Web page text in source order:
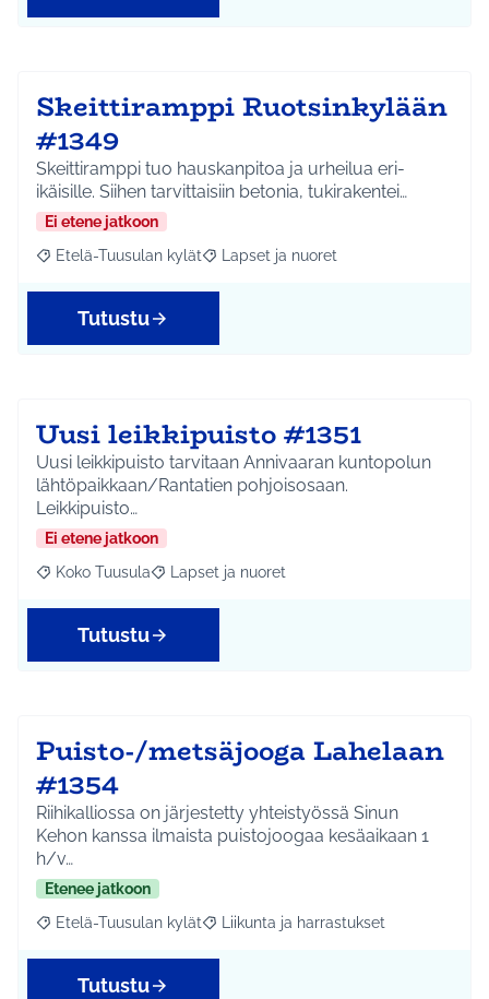
Skeittiramppi Ruotsinkylään
#1349
Skeittiramppi tuo hauskanpitoa ja urheilua eri-
ikäisille. Siihen tarvittaisiin betonia, tukirakentei…
Ei etene jatkoon
Rajaa tulokset aihepiirin mukaan: Etelä-Tuusulan kylät
Etelä-Tuusulan kylät Rajaa tulokset teeman mukaan: Lapset
Lapset ja nuoret
Tutustu
Uusi leikkipuisto #1351
Uusi leikkipuisto tarvitaan Annivaaran kuntopolun
lähtöpaikkaan/Rantatien pohjoisosaan.
Leikkipuisto…
Ei etene jatkoon
Rajaa tulokset aihepiirin mukaan: Koko Tuusula
Koko Tuusula Rajaa tulokset teeman mukaan: Lapset ja
Lapset ja nuoret
Tutustu
Puisto-/metsäjooga Lahelaan
#1354
Riihikalliossa on järjestetty yhteistyössä Sinun
Kehon kanssa ilmaista puistojoogaa kesäaikaan 1
h/v…
Etenee jatkoon
Rajaa tulokset aihepiirin mukaan: Etelä-Tuusulan kylät
Etelä-Tuusulan kylät Rajaa tulokset teeman mukaan:
Liikunta ja harrastukset
Tutustu